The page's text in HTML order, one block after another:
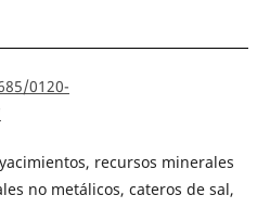
0120-
recursos minerales
no metálicos, cateros de sal,